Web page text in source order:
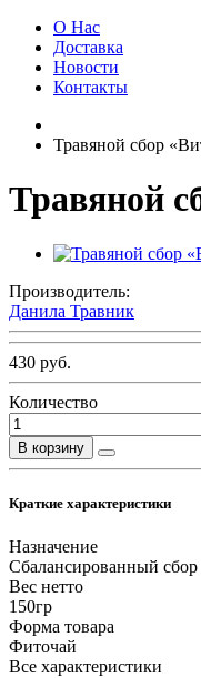
О Нас
Доставка
Новости
Контакты
Травяной сбор
Травяной
Производитель:
Данила Травник
430 руб.
Количество
В корзину
Краткие характеристики
Назначение
Сбалансированный сбор
Вес нетто
150гр
Форма товара
Фиточай
Все характеристики